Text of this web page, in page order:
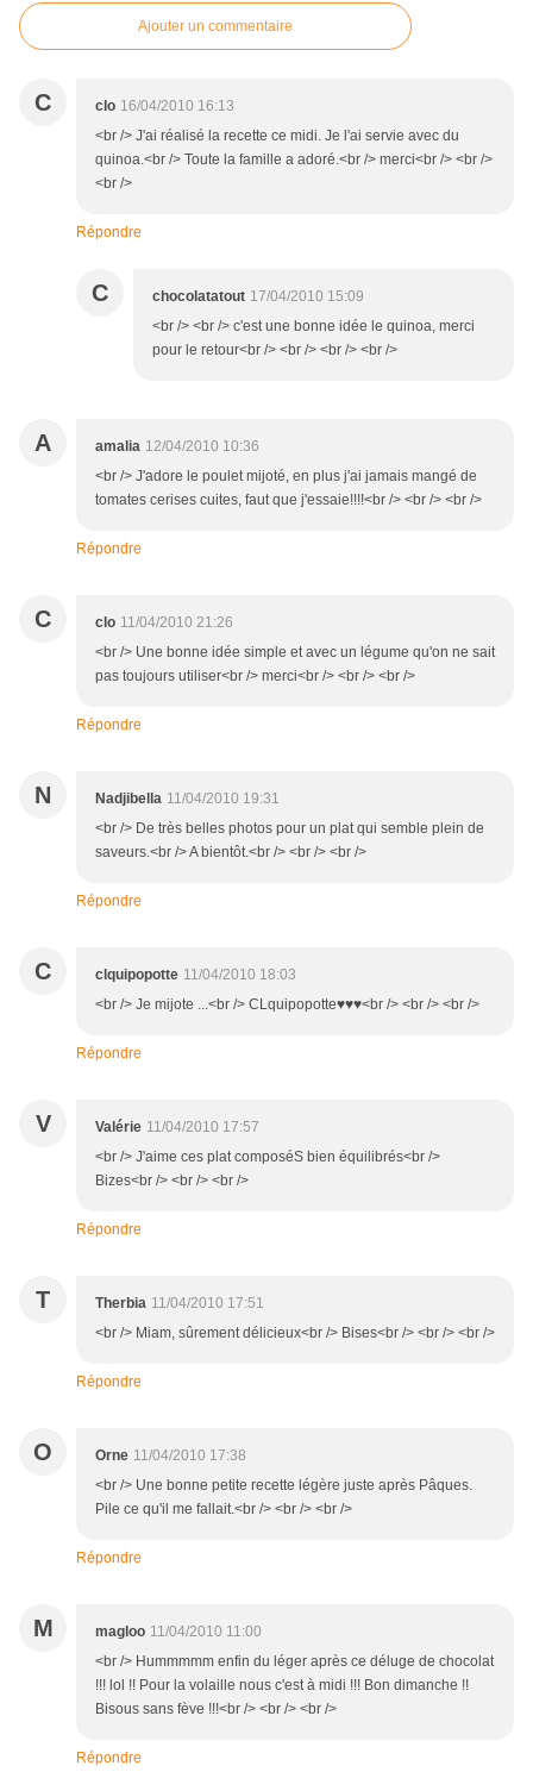
Ajouter un commentaire
C clo 16/04/2010 16:13
<br /> J'ai réalisé la recette ce midi. Je l'ai servie avec du
quinoa.<br /> Toute la famille a adoré.<br /> merci<br /> <br />
<br />
Répondre
C chocolatatout 17/04/2010 15:09
<br /> <br /> c'est une bonne idée le quinoa, merci
pour le retour<br /> <br /> <br /> <br />
A amalia 12/04/2010 10:36
<br /> J'adore le poulet mijoté, en plus j'ai jamais mangé de
tomates cerises cuites, faut que j'essaie!!!!<br /> <br /> <br />
Répondre
C clo 11/04/2010 21:26
<br /> Une bonne idée simple et avec un légume qu'on ne sait
pas toujours utiliser<br /> merci<br /> <br /> <br />
Répondre
N Nadjibella 11/04/2010 19:31
<br /> De très belles photos pour un plat qui semble plein de
saveurs.<br /> A bientôt.<br /> <br /> <br />
Répondre
C clquipopotte 11/04/2010 18:03
<br /> Je mijote ...<br /> CLquipopotte♥♥♥<br /> <br /> <br />
Répondre
V Valérie 11/04/2010 17:57
<br /> J'aime ces plat composéS bien équilibrés<br />
Bizes<br /> <br /> <br />
Répondre
T Therbia 11/04/2010 17:51
<br /> Miam, sûrement délicieux<br /> Bises<br /> <br /> <br />
Répondre
O Orne 11/04/2010 17:38
<br /> Une bonne petite recette légère juste après Pâques.
Pile ce qu'il me fallait.<br /> <br /> <br />
Répondre
M magloo 11/04/2010 11:00
<br /> Hummmmm enfin du léger après ce déluge de chocolat
!!! lol !! Pour la volaille nous c'est à midi !!! Bon dimanche !!
Bisous sans fève !!!<br /> <br /> <br />
Répondre